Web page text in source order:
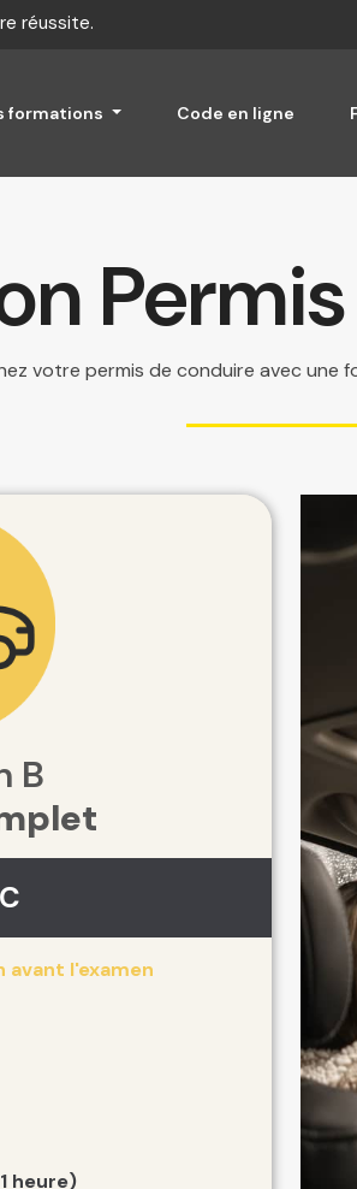
réussite.
formations Code en ligne
votre permis de conduire avec une
B
avant l'examen
heure)